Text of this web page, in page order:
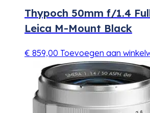
Thypoch 50mm f/1.4
Leica M-Mount Black
€ 859,00 Toevoegen aan